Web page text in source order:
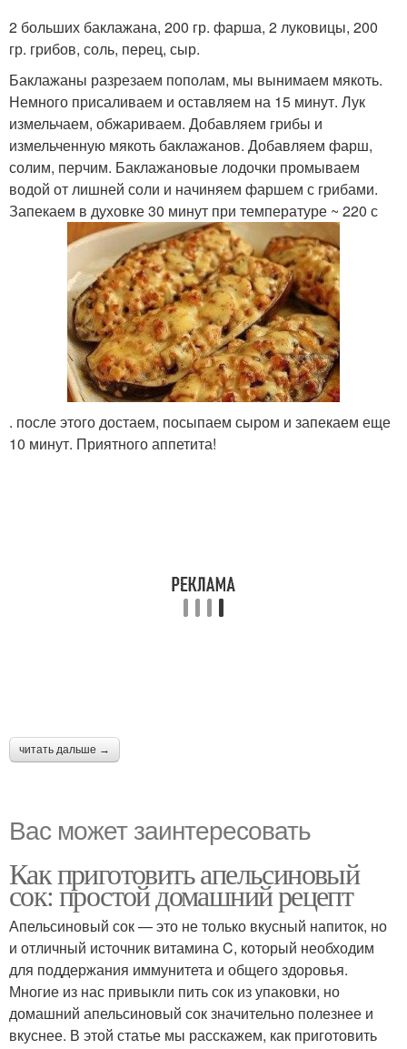
2 больших баклажана, 200 гр. фарша, 2 луковицы, 200
гр. грибов, соль, перец, сыр.
Баклажаны разрезаем пополам, мы вынимаем мякоть.
Немного присаливаем и оставляем на 15 минут. Лук
измельчаем, обжариваем. Добавляем грибы и
измельченную мякоть баклажанов. Добавляем фарш,
солим, перчим. Баклажановые лодочки промываем
водой от лишней соли и начиняем фаршем с грибами.
Запекаем в духовке 30 минут при температуре ~ 220 с
. после этого достаем, посыпаем сыром и запекаем еще
10 минут. Приятного аппетита!
читать дальше →
Вас может заинтересовать
Как приготовить апельсиновый
сок: простой домашний рецепт
Апельсиновый сок — это не только вкусный напиток, но
и отличный источник витамина C, который необходим
для поддержания иммунитета и общего здоровья.
Многие из нас привыкли пить сок из упаковки, но
домашний апельсиновый сок значительно полезнее и
вкуснее. В этой статье мы расскажем, как приготовить